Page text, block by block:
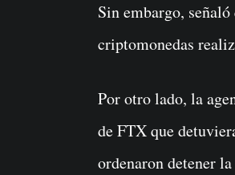
Sin embargo,
criptomonedas
Por otro lado, la
de FTX que
ordenaron detener